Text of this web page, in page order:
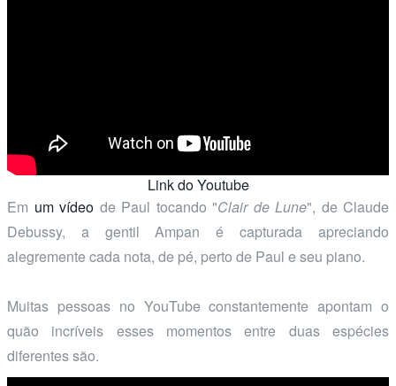
Link do Youtube
Em um vídeo de Paul tocando "Clair de Lune", de Claude
Debussy, a gentil Ampan é capturada apreciando
alegremente cada nota, de pé, perto de Paul e seu piano.
Muitas pessoas no YouTube constantemente apontam o
quão incríveis esses momentos entre duas espécies
diferentes são.